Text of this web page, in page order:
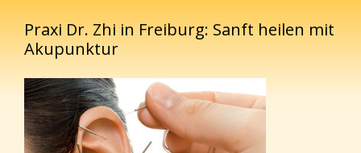
Praxi Dr. Zhi in Freiburg: Sanft heilen mit
Akupunktur